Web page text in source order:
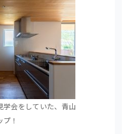
会をしていた、青山
！